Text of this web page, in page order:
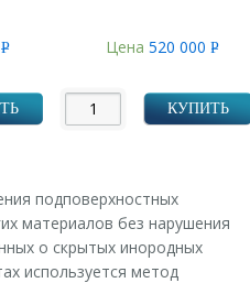
Р
Цена520 000Р
КУПИТЬ
подповерхностных
материалов без нарушения
о скрытых инородных
используется метод